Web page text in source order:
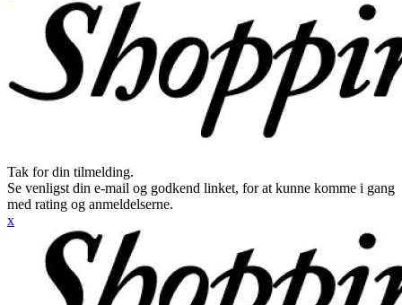
Tak for din tilmelding.
Se venligst din e-mail og godkend linket, for at kunne komme i gang
med rating og anmeldelserne.
x